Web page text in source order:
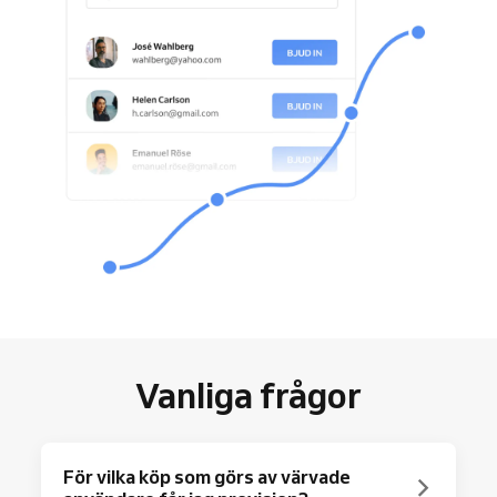
Vanliga frågor
För vilka köp som görs av värvade